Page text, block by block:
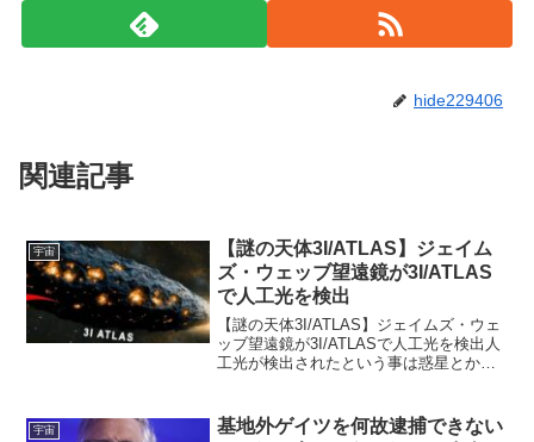
hide229406
関連記事
宇宙
【謎の天体3I/ATLAS】ジェイム
ズ・ウェッブ望遠鏡が3I/ATLAS
で人工光を検出
【謎の天体3I/ATLAS】ジェイムズ・ウェ
ッブ望遠鏡が3I/ATLASで人工光を検出人
工光が検出されたという事は惑星とか彗
やらこの天体から人工的な光が検出...
宇宙
基地外ゲイツを何故逮捕できない